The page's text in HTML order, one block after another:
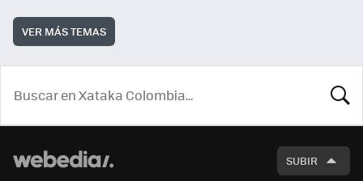
VER MÁS TEMAS
SUBIR